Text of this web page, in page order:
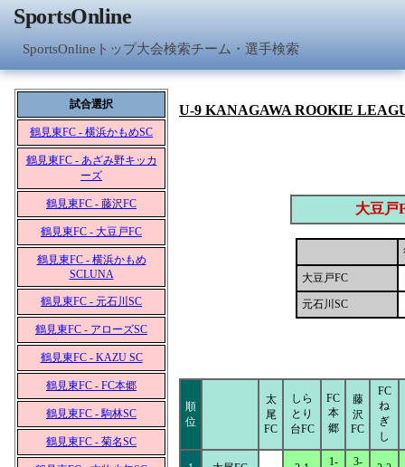
SportsOnline
SportsOnlineトップ大会検索チーム・選手検索
試合選択
鶴見東FC - 横浜かもめSC
鶴見東FC - あざみ野キッカ
ーズ
鶴見東FC - 藤沢FC
鶴見東FC - 大豆戸FC
鶴見東FC - 横浜かもめ
SCLUNA
鶴見東FC - 元石川SC
鶴見東FC - アローズSC
鶴見東FC - KAZU SC
鶴見東FC - FC本郷
鶴見東FC - 駒林SC
鶴見東FC - 菊名SC
U-9 KANAGAWA ROOKIE
大豆戸
大豆戸FC
元石川SC
順
位
太
尾
FC
しら
とり
台FC
FC
本
郷
藤
沢
FC
FC
ね
ぎ
し
1-
3-